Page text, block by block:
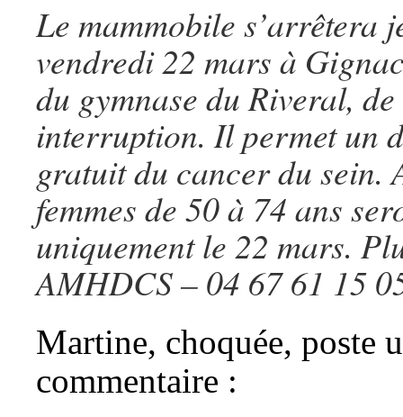
Le mammobile s’arrêtera
vendredi 22 mars à
du gymnase du Riveral,
interruption. Il permet un
gratuit du cancer du sein.
femmes de 50 à 74 ans
uniquement le 22 mars.
AMHDCS – 04 67 61 15
Martine, choquée, poste
commentaire :